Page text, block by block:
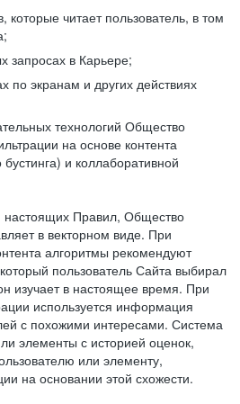
которые читает пользователь, в том
запросах в Карьере;
по экранам и других действиях
технологий Общество
на основе контента
и коллаборативной
настоящих Правил, Общество
в векторном виде. При
алгоритмы рекомендуют
пользователь Сайта выбирал
изучает в настоящее время. При
используется информация
с похожими интересами. Система
элементы с историей оценок,
или элементу,
на основании этой схожести.